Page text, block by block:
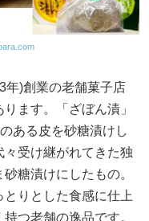
年)創業の老舗菓子店
ます。「ざぼん漬」
ある皮を砂糖漬けし
受け継がれてきた独
糖漬けにしたもの。
りとした食感に仕上
つ老舗の逸品です。